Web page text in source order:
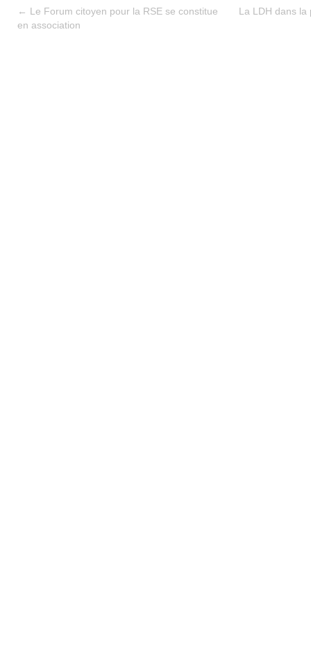
← Le Forum citoyen pour la RSE se constitue
en association
La LDH dans la